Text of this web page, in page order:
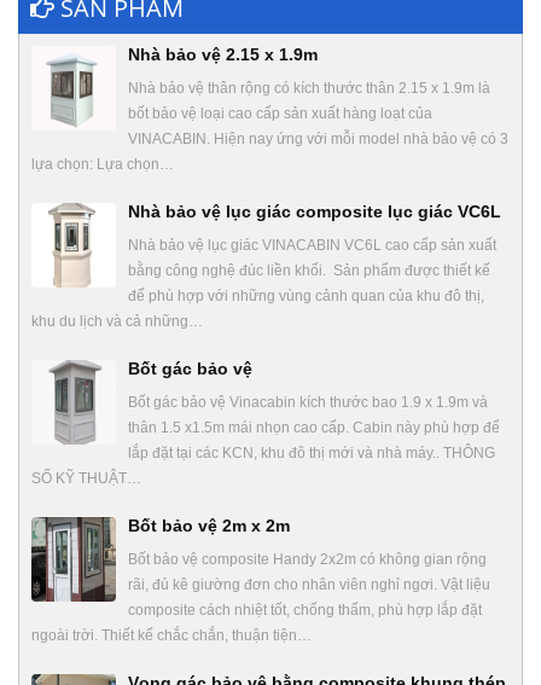
SẢN PHẨM
Nhà bảo vệ 2.15 x 1.9m
Nhà bảo vệ thân rộng có kích thước thân 2.15 x 1.9m là
bốt bảo vệ loại cao cấp sản xuất hàng loạt của
VINACABIN. Hiện nay ứng với mỗi model nhà bảo vệ có 3
lựa chọn: Lựa chọn…
Nhà bảo vệ lục giác composite lục giác VC6L
Nhà bảo vệ lục giác VINACABIN VC6L cao cấp sản xuất
bằng công nghệ đúc liền khối. Sản phẩm được thiết kế
để phù hợp với những vùng cảnh quan của khu đô thị,
khu du lịch và cả những…
Bốt gác bảo vệ
Bốt gác bảo vệ Vinacabin kích thước bao 1.9 x 1.9m và
thân 1.5 x1.5m mái nhọn cao cấp. Cabin này phù hợp để
lắp đặt tại các KCN, khu đô thị mới và nhà máy.. THÔNG
SỐ KỸ THUẬT…
Bốt bảo vệ 2m x 2m
Bốt bảo vệ composite Handy 2x2m có không gian rộng
rãi, đủ kê giường đơn cho nhân viên nghỉ ngơi. Vật liệu
composite cách nhiệt tốt, chống thấm, phù hợp lắp đặt
ngoài trời. Thiết kế chắc chắn, thuận tiện…